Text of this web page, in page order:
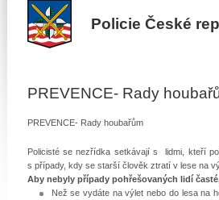
Policie České
PREVENCE- Rady
PREVENCE- Rady houbařům
Policisté se nezřídka setkávají s lidmi, kteří
s případy, kdy se starší člověk ztratí v lese na
Aby nebyly případy pohřešovaných lidí
Než se vydáte na výlet nebo do lesa na